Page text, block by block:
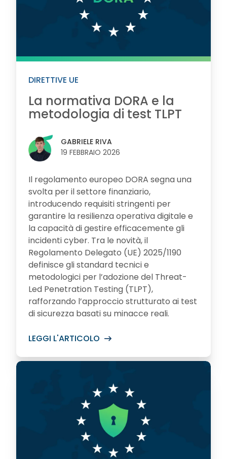
DIRETTIVE UE
La normativa DORA e la
metodologia di test TLPT
GABRIELE RIVA
19 FEBBRAIO 2026
Il regolamento europeo DORA segna una
svolta per il settore finanziario,
introducendo requisiti stringenti per
garantire la resilienza operativa digitale e
la capacità di gestire efficacemente gli
incidenti cyber. Tra le novità, il
Regolamento Delegato (UE) 2025/1190
definisce gli standard tecnici e
metodologici per l’adozione del Threat-
Led Penetration Testing (TLPT),
rafforzando l’approccio strutturato ai test
di sicurezza basati su minacce reali.
LEGGI L'ARTICOLO